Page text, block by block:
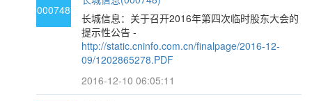
000748
长城信息：关于召开2016年第四次临时股东大会的
提示性公告 -
http://static.cninfo.com.cn/finalpage/2016-12-
09/1202865278.PDF
2016-12-10 06:05:11